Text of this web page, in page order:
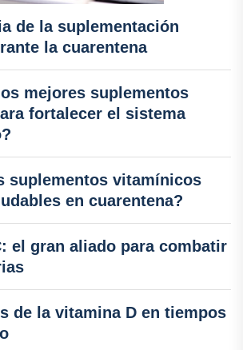
de la suplementación
la cuarentena
mejores suplementos
fortalecer el sistema
suplementos vitamínicos
en cuarentena?
el gran aliado para combatir
de la vitamina D en tiempos